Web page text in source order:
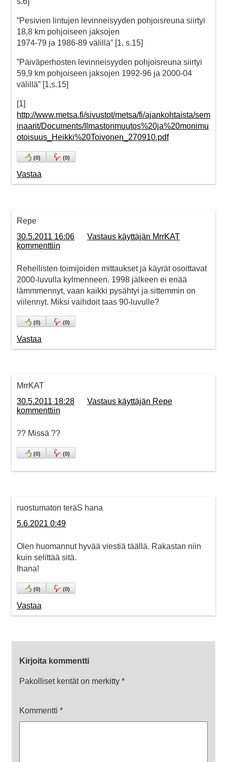
”Pesivien lintujen levinneisyyden pohjoisreuna siirtyi
18,8 km pohjoiseen jaksojen
1974-79 ja 1986-89 välillä” [1, s.15]
”Päiväperhosten levinneisyyden pohjoisreuna siirtyi
59,9 km pohjoiseen jaksojen 1992-96 ja 2000-04
välillä” [1,s.15]
[1]
http://www.metsa.fi/sivustot/metsa/fi/ajankohtaista/sem
inaarit/Documents/Ilmastonmuutos%20ja%20monimu
otoisuus_Heikki%20Toivonen_270910.pdf
(0) (0)
Vastaa
Repe
30.5.2011 16:06
Vastaus käyttäjän MrrKAT
kommenttiin
Rehellisten toimijoiden mittaukset ja käyrät osoittavat
2000-luvulla kylmenneen. 1998 jälkeen ei enää
lämmmennyt, vaan kaikki pysähtyi ja sittemmin on
viilennyt. Miksi vaihdoit taas 90-luvulle?
(0) (0)
Vastaa
MrrKAT
30.5.2011 18:28
Vastaus käyttäjän Repe
kommenttiin
?? Missä ??
(0) (0)
ruostumaton teräS hana
5.6.2021 0:49
Olen huomannut hyvää viestiä täällä. Rakastan niin
kuin selittää sitä.
Ihana!
(0) (0)
Vastaa
Kirjoita kommentti
Pakolliset kentät on merkitty *
Kommentti *